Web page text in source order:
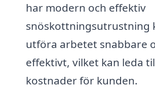
har modern och effektiv
snöskottningsutrustning
utföra arbetet snabbare
effektivt, vilket kan leda
kostnader för kunden.